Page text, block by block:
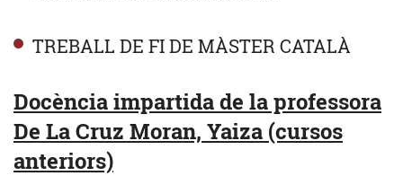
TREBALL DE FI DE MÀSTER CATALÀ
Docència impartida de la professora
De La Cruz Moran, Yaiza (cursos
anteriors)